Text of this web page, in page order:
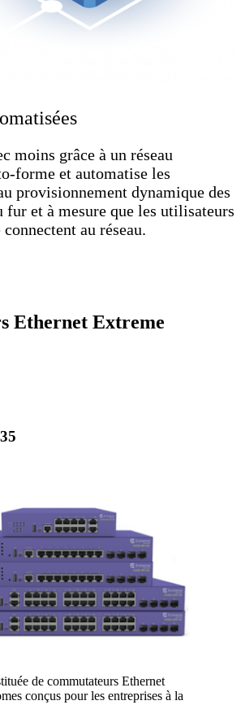
moins grâce à un réseau
forme et automatise les
provisionnement dynamique des
fur et à mesure que les utilisateurs
au réseau.
Ethernet Extreme
de commutateurs Ethernet
conçus pour les entreprises à la